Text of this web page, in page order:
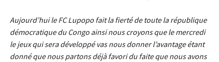
Aujourd’hui le FC Lupopo fait la fierté de toute la république
démocratique du Congo ainsi nous croyons que le mercredi
le jeux qui sera développé vas nous donner l’avantage étant
donné que nous partons déjà favori du faite que nous avons